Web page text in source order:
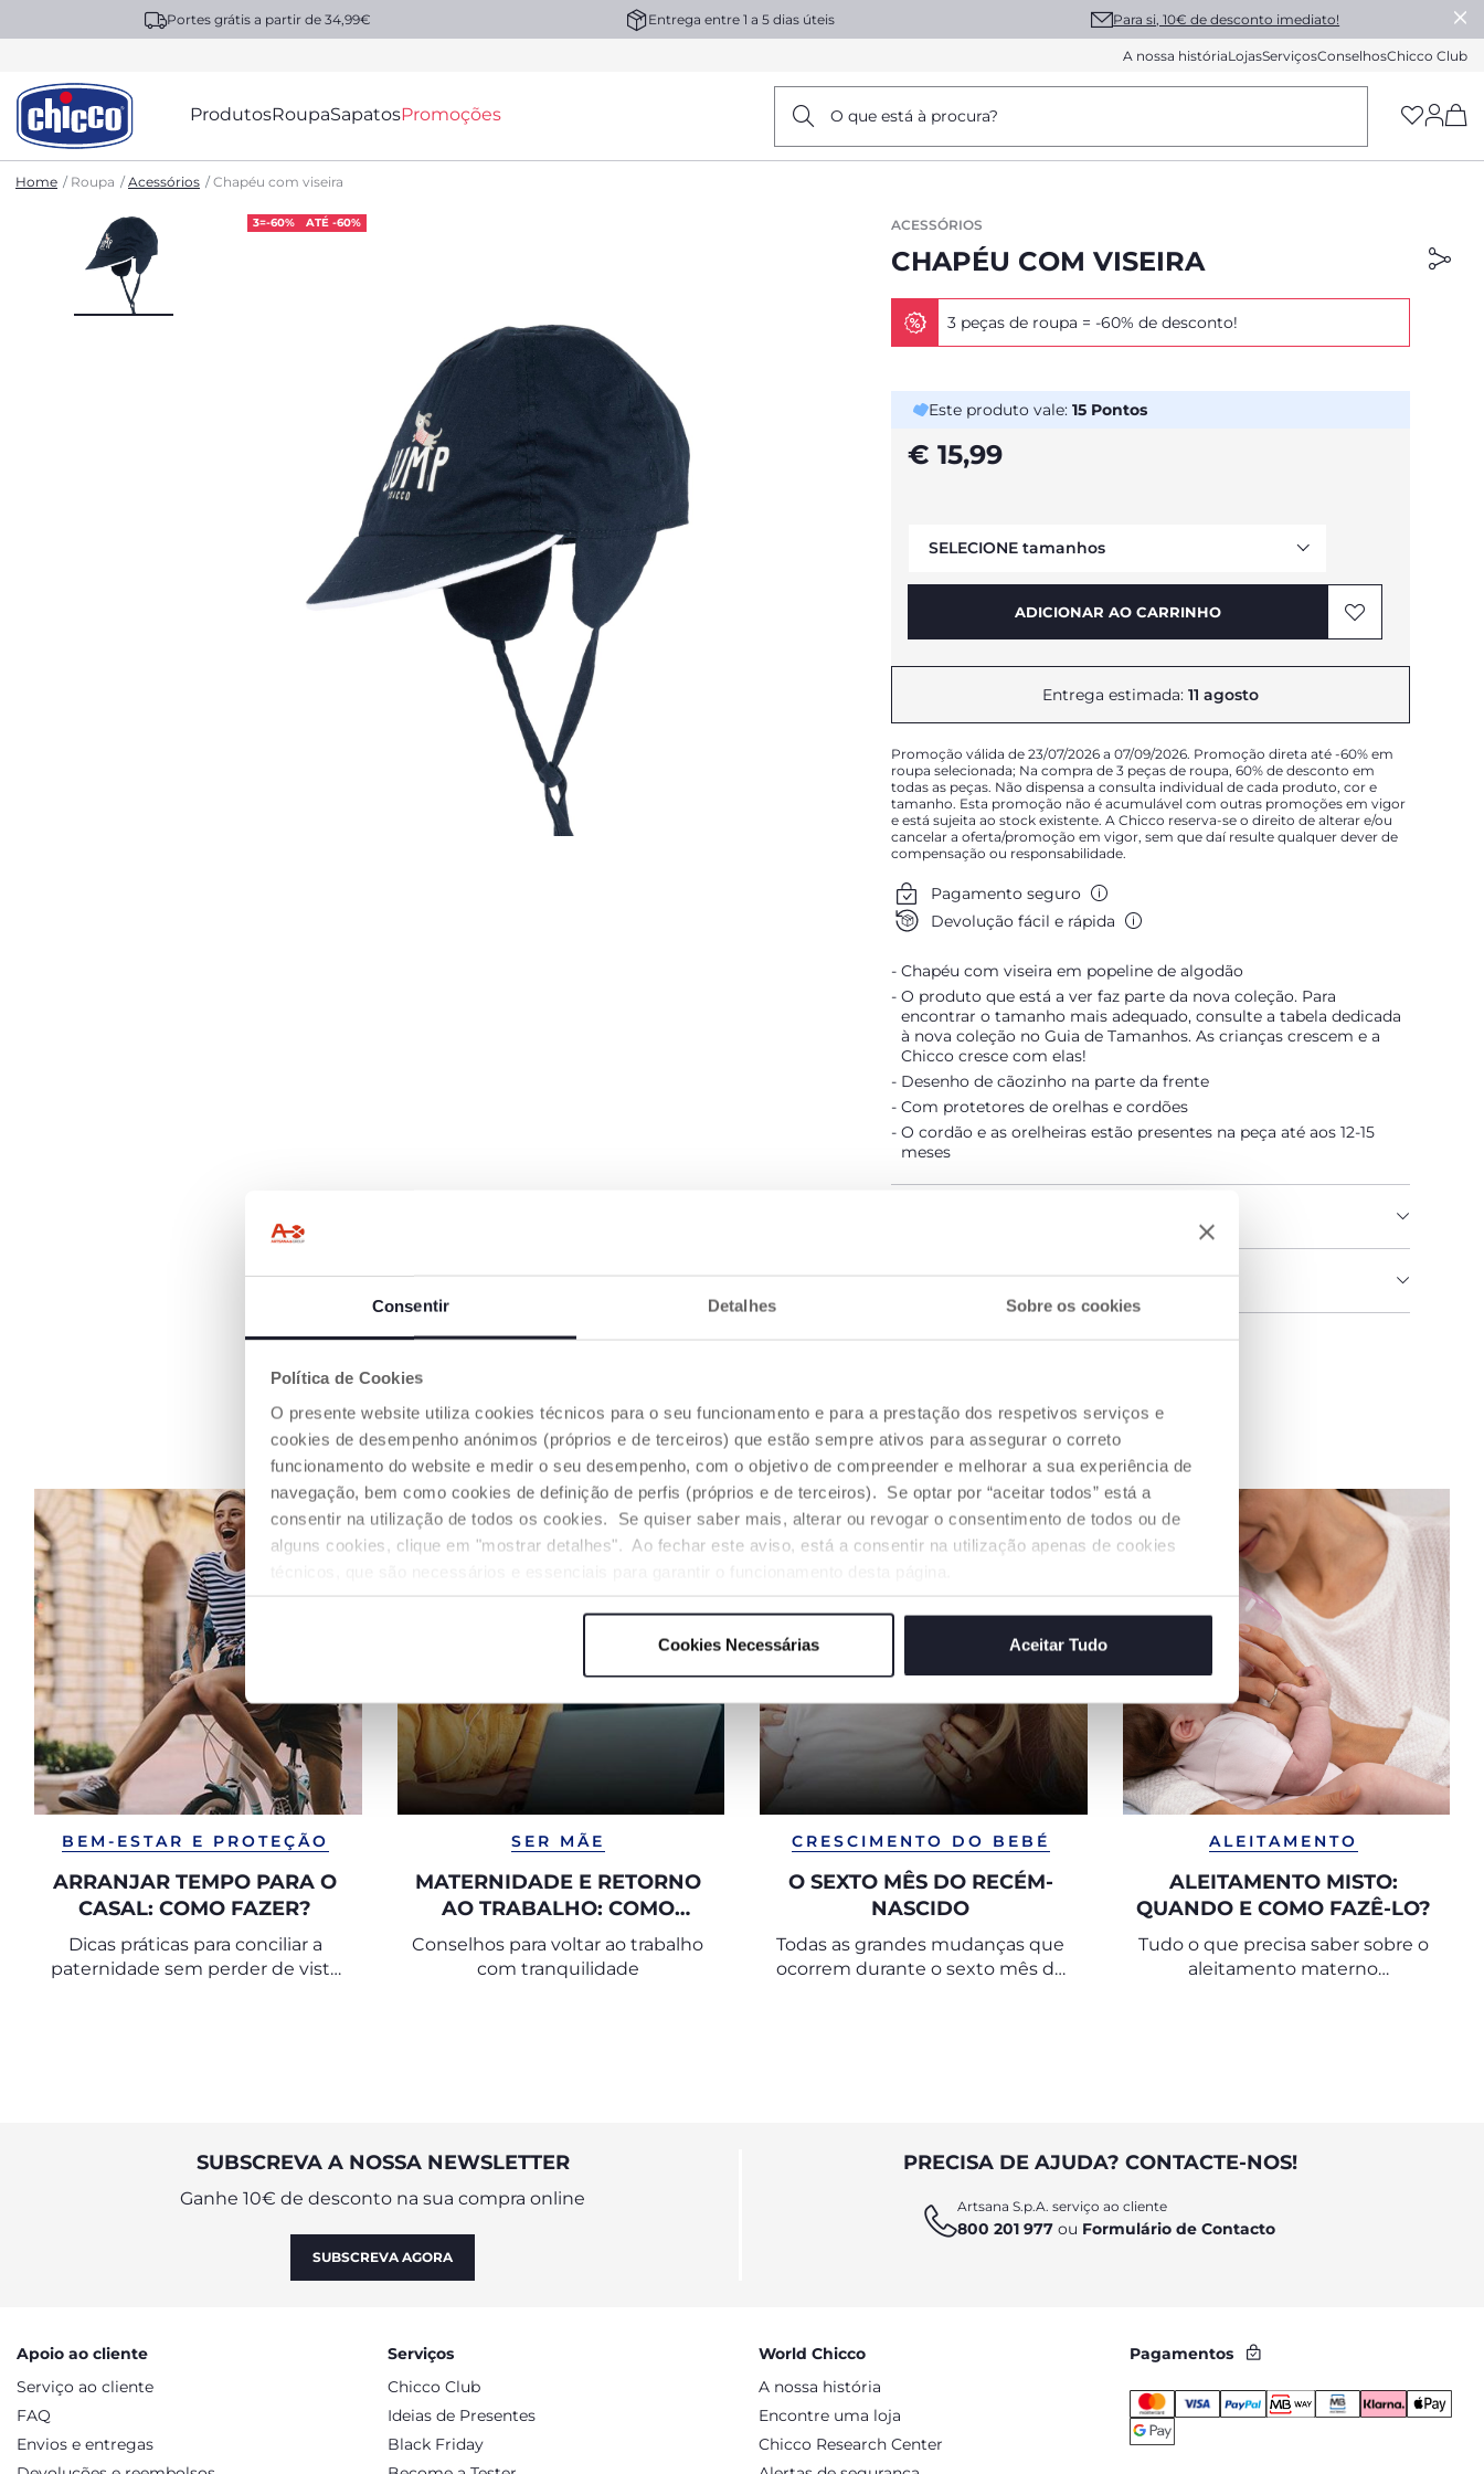
Consentir Detalhes Sobre os cookies
Política de Cookies
O presente website utiliza cookies técnicos para o seu funcionamento e para a prestação dos respetivos serviços e
cookies de desempenho anónimos (próprios e de terceiros) que estão sempre ativos para assegurar o correto
funcionamento do website e medir o seu desempenho, com o objetivo de compreender e melhorar a sua experiência de
navegação, bem como cookies de definição de perfis (próprios e de terceiros). Se optar por “aceitar todos” está a
consentir na utilização de todos os cookies. Se quiser saber mais, alterar ou revogar o consentimento de todos ou de
alguns cookies, clique em "mostrar detalhes". Ao fechar este aviso, está a consentir na utilização apenas de cookies
Cookies Necessárias Aceitar Tudo
Portes grátis a partir de 34,99€ Entrega entre 1 a 5 dias úteis Para si, 10€ de desconto imediato!
A nossa históriaLojasServiçosConselhosChicco Club
ProdutosRoupaSapatosPromoções O que está à procura?
Home Roupa Acessórios Chapéu com viseira
3=-60% ATÉ -60% ACESSÓRIOS
CHAPÉU COM VISEIRA
3 peças de roupa = -60% de desconto!
Este produto vale: 15 Pontos
€ 15,99
SELECIONE tamanhos
AVISAR DA DISPONIBILIDADE
AVISAR DA DISPONIBILIDADE
AVISAR DA DISPONIBILIDADE
ADICIONAR AO CARRINHO
Entrega estimada: 11 agosto
Promoção válida de 23/07/2026 a 07/09/2026. Promoção direta até -60% em
roupa selecionada; Na compra de 3 peças de roupa, 60% de desconto em
todas as peças. Não dispensa a consulta individual de cada produto, cor e
tamanho. Esta promoção não é acumulável com outras promoções em vigor
e está sujeita ao stock existente. A Chicco reserva-se o direito de alterar e/ou
cancelar a oferta/promoção em vigor, sem que daí resulte qualquer dever de
compensação ou responsabilidade.
Pagamento seguro
Devolução fácil e rápida
Chapéu com viseira em popeline de algodão
O produto que está a ver faz parte da nova coleção. Para
encontrar o tamanho mais adequado, consulte a tabela dedicada
à nova coleção no Guia de Tamanhos. As crianças crescem e a
Chicco cresce com elas!
Desenho de cãozinho na parte da frente
Com protetores de orelhas e cordões
O cordão e as orelheiras estão presentes na peça até aos 12-15
meses
ADVERTÊNCIAS E INSTRUÇÕES
OS NOSSOS CONSELHOS
BEM-ESTAR E PROTEÇÃO
ARRANJAR TEMPO PARA O
CASAL: COMO FAZER?
Dicas práticas para conciliar a
paternidade sem perder de vista
SER MÃE
MATERNIDADE E RETORNO
AO TRABALHO: COMO
GERIR O SENTIMENTO DE
CULPA
Conselhos para voltar ao trabalho
com tranquilidade
CRESCIMENTO DO BEBÉ
O SEXTO MÊS DO RECÉM-
NASCIDO
Todas as grandes mudanças que
ocorrem durante o sexto mês de
ALEITAMENTO
ALEITAMENTO MISTO:
QUANDO E COMO FAZÊ-LO?
Tudo o que precisa saber sobre o
aleitamento materno
SUBSCREVA A NOSSA NEWSLETTER
Ganhe 10€ de desconto na sua compra online
SUBSCREVA AGORA
PRECISA DE AJUDA? CONTACTE-NOS!
Artsana S.p.A. serviço ao cliente
800 201 977ou Formulário de Contacto
Apoio ao cliente
Serviço ao cliente
FAQ
Envios e entregas
Serviços
Chicco Club
Ideias de Presentes
Black Friday
World Chicco
A nossa história
Encontre uma loja
Chicco Research Center
Pagamentos